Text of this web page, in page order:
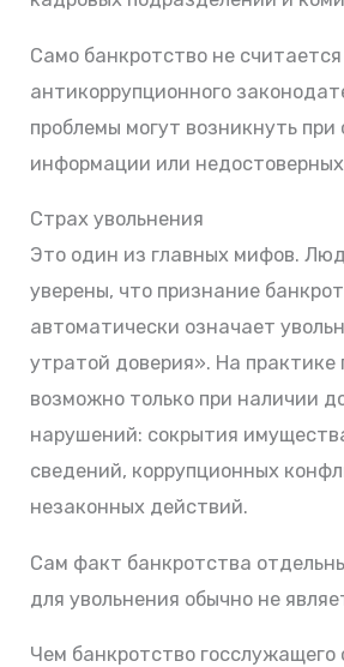
Само банкротство не
антикоррупционного
проблемы могут возникнуть при
информации или
Страх увольнения
Это один из главных мифов.
уверены, что признание
автоматически означает
утратой доверия». На практике
возможно только при наличии
нарушений: сокрытия
сведений, коррупционных
незаконных действий.
Сам факт банкротства
для увольнения обычно не
Чем банкротство госслужащего